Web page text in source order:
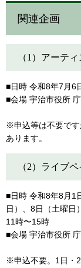
関連企画
（1）アーテ
■日時 令和8年7月6
■会場 宇治市役所
※申込等は不要で
あります。
（2）ライブ
■日時 令和8年8月1
日）、8日（土曜日
11時〜15時
■会場 宇治市役所
※申込不要。1日・